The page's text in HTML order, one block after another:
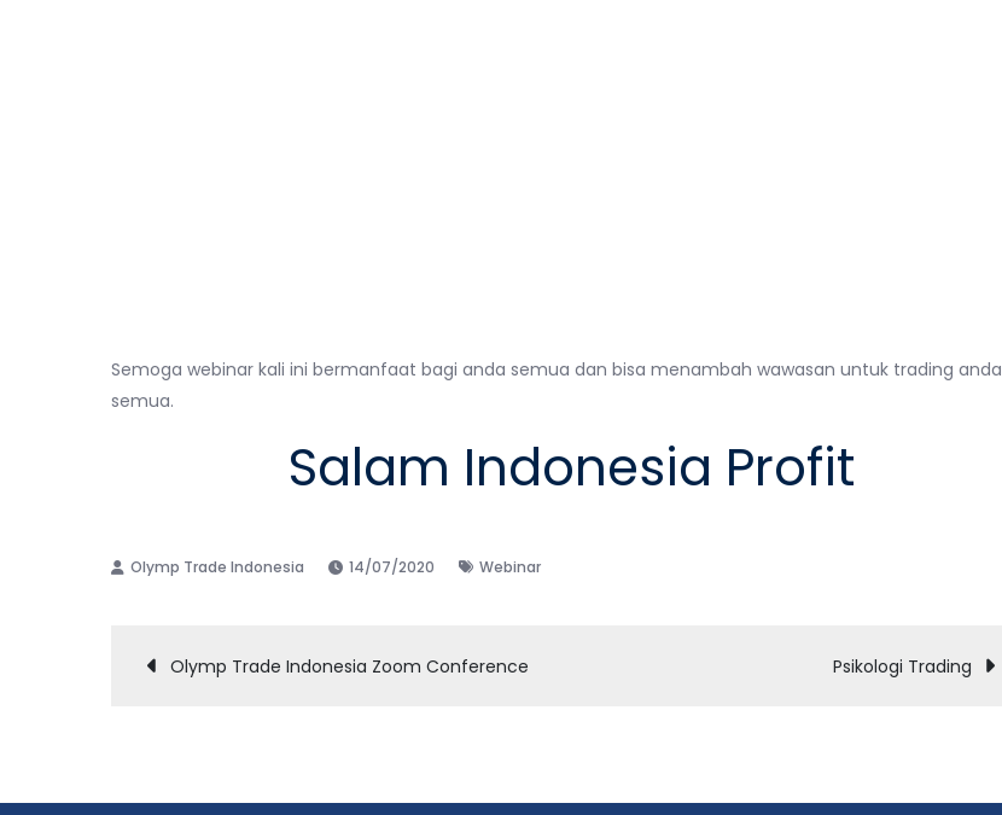
Semoga webinar kali ini bermanfaat bagi anda semua dan bisa menambah wawasan untuk trading anda
semua.
Salam Indonesia Profit
14/07/2020 Webinar
Post
Olymp Trade Indonesia Zoom Conference Psikologi Trading